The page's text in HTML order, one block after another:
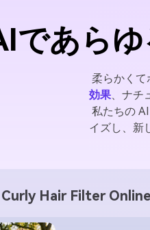
であら
柔らかくて
効果、ナチ
私たちの
イズし、新
Hair Filter Online